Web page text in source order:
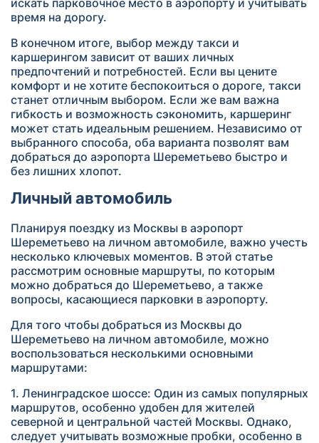
время на дорогу.
В конечном итоге, выбор между такси и
каршерингом зависит от ваших личных
предпочтений и потребностей. Если вы цените
комфорт и не хотите беспокоиться о дороге, такси
станет отличным выбором. Если же вам важна
гибкость и возможность сэкономить, каршеринг
может стать идеальным решением. Независимо от
выбранного способа, оба варианта позволят вам
добраться до аэропорта Шереметьево быстро и
без лишних хлопот.
Личный автомобиль
Планируя поездку из Москвы в аэропорт
Шереметьево на личном автомобиле, важно учесть
несколько ключевых моментов. В этой статье
рассмотрим основные маршруты, по которым
можно добраться до Шереметьево, а также
вопросы, касающиеся парковки в аэропорту.
Для того чтобы добраться из Москвы до
Шереметьево на личном автомобиле, можно
воспользоваться несколькими основными
маршрутами:
1. Ленинградское шоссе: Один из самых популярных
маршрутов, особенно удобен для жителей
северной и центральной частей Москвы. Однако,
следует учитывать возможные пробки, особенно в